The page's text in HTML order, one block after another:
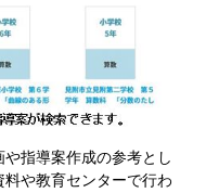
指導案作成の参考とし
や教育センターで行わ